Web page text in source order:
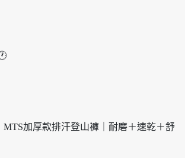
MTS加厚款排汗登山褲｜耐磨＋速乾＋舒